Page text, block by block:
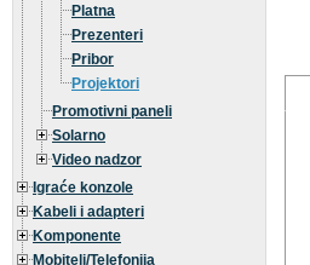
Platna
Prezenteri
Pribor
Projektori
Promotivni paneli
Solarno
Video nadzor
Igraće konzole
Kabeli i adapteri
Komponente
Mobiteli/Telefonija